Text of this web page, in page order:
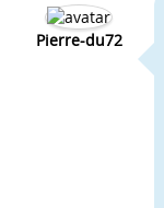
Pierre-du72